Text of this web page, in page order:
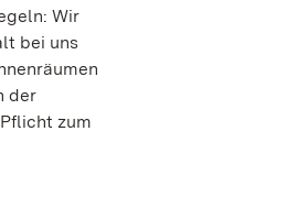
Wir
bei uns
der
zum